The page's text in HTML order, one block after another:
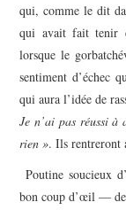
qui, comme le dit
qui avait fait tenir
lorsque le
sentiment d’échec
qui aura l’idée de
Je n’ai pas réussi à
rien ». Ils rentreront
Poutine soucieux
bon coup d’œil —